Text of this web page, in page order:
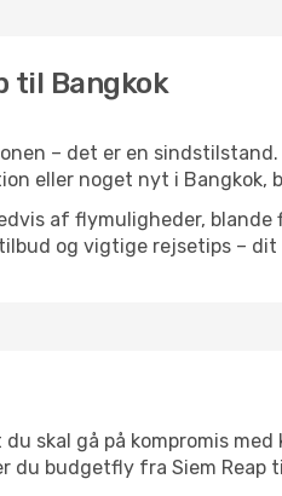
til Bangkok
– det er en
eller noget nyt i Bangkok,
af flymuligheder,
og vigtige rejsetips –
skal gå på kompromis
du budgetfly fra Siem Reap